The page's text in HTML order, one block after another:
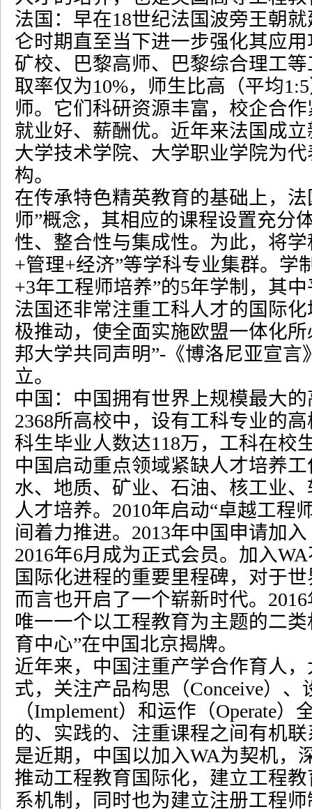
法国：早在18世纪法国波旁王朝
仑时期直至当下进一步强化其应
矿校、巴黎高师、巴黎综合理工
取率仅为10%，师生比高（平均1:5
师。它们科研资源丰富，校企合
就业好、薪酬优。近年来法国成
大学技术学院、大学职业学院为
构。
在传承特色精英教育的基础上，
师”概念，其相应的课程设置充分
性、整合性与集成性。为此，将
+管理+经济”等学科专业集群。学
+3年工程师培养”的5年学制，其
法国还非常注重工科人才的国际
极推动，使全面实施欧盟一体化
邦大学共同声明”- 《博洛尼亚宣言
立。
中国：中国拥有世界上规模最大
2368所高校中，设有工科专业的高
科生毕业人数达118万，工科在校
中国启动重点领域紧缺人才培养
水、地质、矿业、石油、核工业
人才培养。 2010年启动“卓越工程
间着力推进。 2013年中国申请加
2016年6月成为正式会员。加入WA
国际化进程的重要里程碑，对于
而言也开启了一个崭新时代。 2016
唯一一个以工程教育为主题的二类
育中心”在中国北京揭牌。
近年来，中国注重产学合作育人
式，关注产品构思（Conceive）、
（Implement）和运作（Operate）
的、实践的、注重课程之间有机
是近期，中国以加入WA为契机，
推动工程教育国际化，建立工程
系机制，同时也为建立注册工程